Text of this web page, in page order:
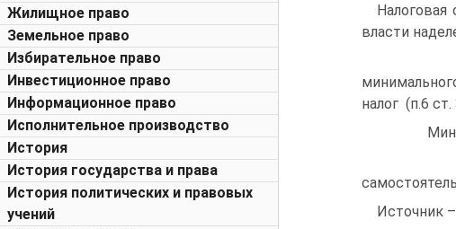
Жилищное право
Земельное право
Избирательное право
Инвестиционное право
Информационное право
Исполнительное производство
История
История государства и права
История политических и правовых
учений
власти
Если по
налог (п.6
2.
Источник